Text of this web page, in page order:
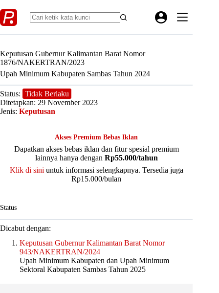
to
content
Keputusan Gubernur Kalimantan Barat Nomor
1876/NAKERTRAN/2023
Upah Minimum Kabupaten Sambas Tahun 2024
Status: Tidak Berlaku
Ditetapkan: 29 November 2023
Jenis: Keputusan
Akses Premium Bebas Iklan
Dapatkan akses bebas iklan dan fitur spesial premium
lainnya hanya dengan Rp55.000/tahun
Klik di sini untuk informasi selengkapnya. Tersedia juga
Rp15.000/bulan
Status
Dicabut dengan:
Keputusan Gubernur Kalimantan Barat Nomor
943/NAKERTRAN/2024
Upah Minimum Kabupaten dan Upah Minimum
Sektoral Kabupaten Sambas Tahun 2025